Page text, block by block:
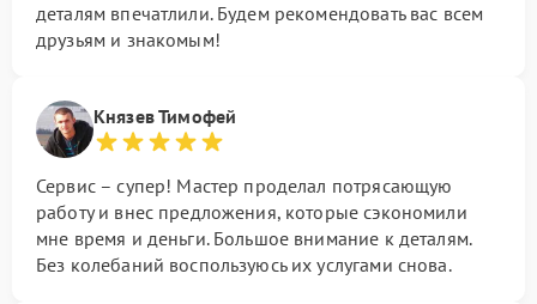
деталям впечатлили. Будем рекомендовать вас всем
друзьям и знакомым!
Князев Тимофей
Сервис – супер! Мастер проделал потрясающую
работу и внес предложения, которые сэкономили
мне время и деньги. Большое внимание к деталям.
Без колебаний воспользуюсь их услугами снова.